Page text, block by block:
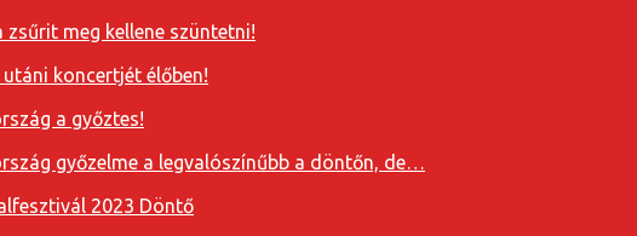
zsűrit meg kellene szüntetni!
utáni koncertjét élőben!
a győztes!
győzelme a legvalószínűbb a döntőn, de…
2023 Döntő